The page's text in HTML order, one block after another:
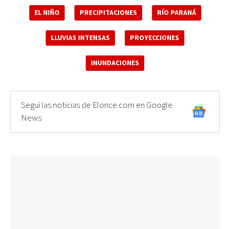
EL NIÑO PRECIPITACIONES RÍO PARANÁ
LLUVIAS INTENSAS PROYECCIONES
INUNDACIONES
Seguí las noticias de Elonce.com en Google
News